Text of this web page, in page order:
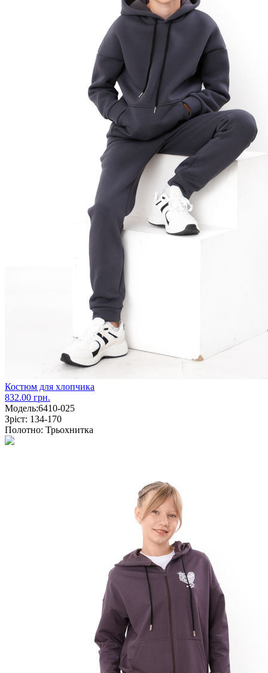
Костюм для хлопчика
832.00 грн.
Модель:6410-025
Зріст: 134-170
Полотно: Трьохнитка